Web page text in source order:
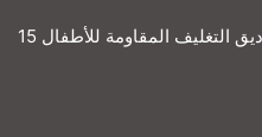
التغليف المقاومة للأطفال